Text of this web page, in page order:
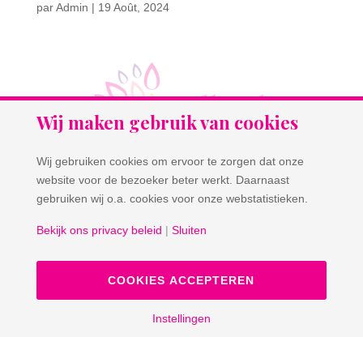
parAdmin | 19 Août, 2024
Crazy Love
Wij maken gebruik van cookies
Wij gebruiken cookies om ervoor te zorgen dat onze
website voor de bezoeker beter werkt. Daarnaast
gebruiken wij o.a. cookies voor onze webstatistieken.
Bekijk ons privacy beleid | Sluiten
COOKIES ACCEPTEREN
Instellingen